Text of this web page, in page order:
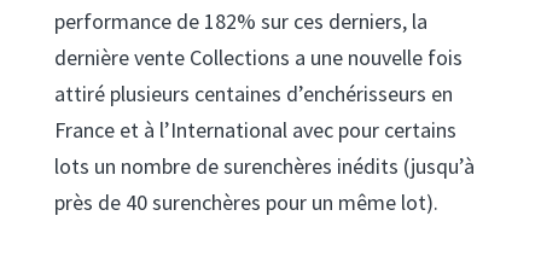
performance de 182% sur ces derniers, la
dernière vente Collections a une nouvelle fois
attiré plusieurs centaines d’enchérisseurs en
France et à l’International avec pour certains
lots un nombre de surenchères inédits (jusqu’à
près de 40 surenchères pour un même lot).